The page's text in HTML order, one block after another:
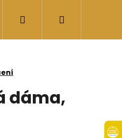
Přihlášení
dáma,